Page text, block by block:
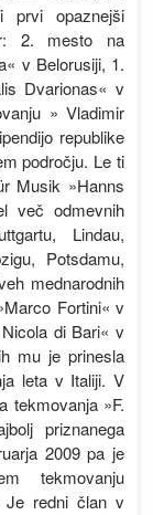
prvi opaznejši
2. mesto na
v Belorusiji, 1.
Dvarionas« v
» Vladimir
republike
področju. Le ti
Musik »Hanns
več odmevnih
Lindau,
Potsdamu,
mednarodnih
Fortini« v
di Bari« v
mu je prinesla
leta v Italiji. V
tekmovanja »F.
priznanega
2009 pa je
tekmovanju
Je redni član v